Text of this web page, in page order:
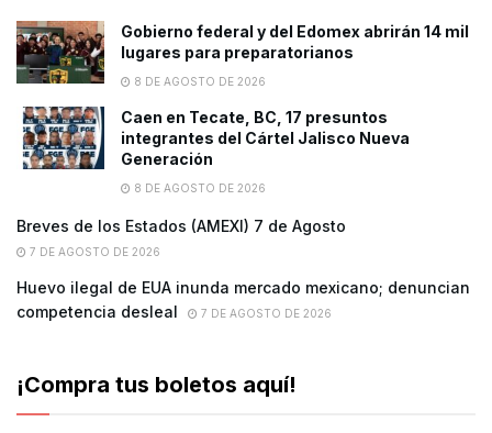
Gobierno federal y del Edomex abrirán 14 mil
lugares para preparatorianos
8 DE AGOSTO DE 2026
Caen en Tecate, BC, 17 presuntos
integrantes del Cártel Jalisco Nueva
Generación
8 DE AGOSTO DE 2026
Breves de los Estados (AMEXI) 7 de Agosto
7 DE AGOSTO DE 2026
Huevo ilegal de EUA inunda mercado mexicano; denuncian
competencia desleal
7 DE AGOSTO DE 2026
¡Compra tus boletos aquí!